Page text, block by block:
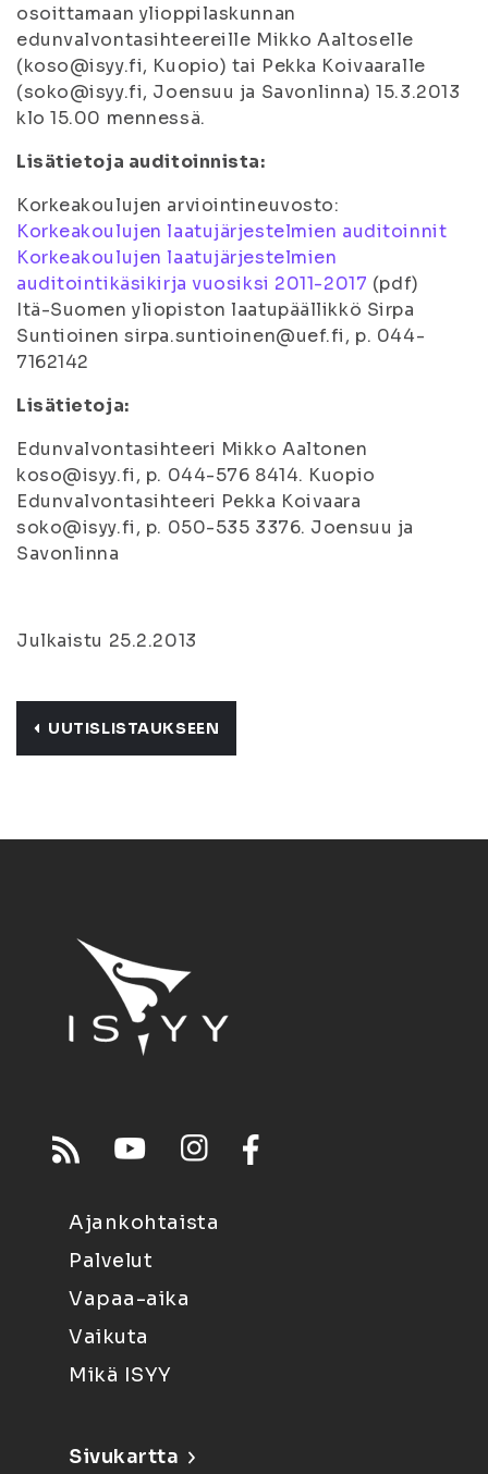
osoittamaan ylioppilaskunnan
edunvalvontasihteereille Mikko Aaltoselle
(koso@isyy.fi, Kuopio) tai Pekka Koivaaralle
(soko@isyy.fi, Joensuu ja Savonlinna) 15.3.2013
klo 15.00 mennessä.
Lisätietoja auditoinnista:
Korkeakoulujen arviointineuvosto:
Korkeakoulujen laatujärjestelmien auditoinnit
Korkeakoulujen laatujärjestelmien
auditointikäsikirja vuosiksi 2011-2017 (pdf)
Itä-Suomen yliopiston laatupäällikkö Sirpa
Suntioinen sirpa.suntioinen@uef.fi, p. 044-
7162142
Lisätietoja:
Edunvalvontasihteeri Mikko Aaltonen
koso@isyy.fi, p. 044-576 8414. Kuopio
Edunvalvontasihteeri Pekka Koivaara
soko@isyy.fi, p. 050-535 3376. Joensuu ja
Savonlinna
Julkaistu 25.2.2013
UUTISLISTAUKSEEN
Ajankohtaista
Palvelut
Vapaa-aika
Vaikuta
Mikä ISYY
Sivukartta